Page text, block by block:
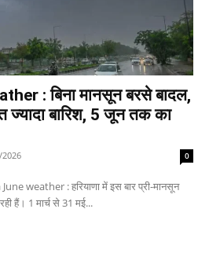
: बिना मानसून बरसे बादल,
ज्यादा बारिश, 5 जून तक का
0
weather : हरियाणा में इस बार प्री-मानसून
हैं। 1 मार्च से 31 मई...